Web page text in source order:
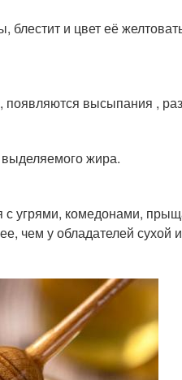
и цвет её
высыпания ,
жира.
угрями, комедонами,
чем у обладателей сухой